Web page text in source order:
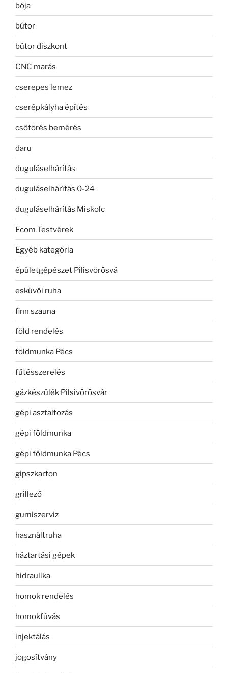
bója
bútor
bútor diszkont
CNC marás
cserepes lemez
cserépkályha építés
csőtörés bemérés
daru
duguláselhárítás
duguláselhárítás 0-24
duguláselhárítás Miskolc
Ecom Testvérek
Egyéb kategória
épületgépészet Pilisvörösvá
esküvői ruha
finn szauna
föld rendelés
földmunka Pécs
fűtésszerelés
gázkészülék Pilsivörösvár
gépi aszfaltozás
gépi földmunka
gépi földmunka Pécs
gipszkarton
grillező
gumiszerviz
használtruha
háztartási gépek
hidraulika
homok rendelés
homokfúvás
injektálás
jogosítvány